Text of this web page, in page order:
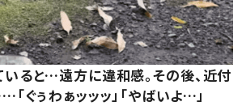
ると…遠方に違和感。その後、近付
ぐぅわぁッッッ」「やばいよ…」